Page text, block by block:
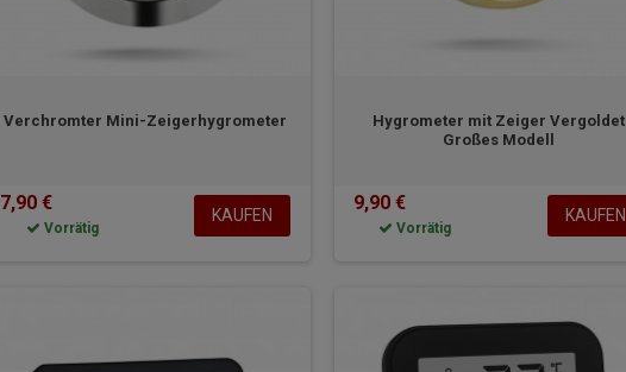
Verchromter Mini-Zeigerhygrometer
7,90 €
Vorrätig
KAUFEN
Hygrometer mit Zeiger Vergoldet
Großes Modell
9,90 €
Vorrätig
KAUFEN